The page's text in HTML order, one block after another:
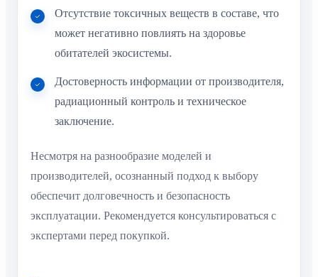
Отсутствие токсичных веществ в составе, что
может негативно повлиять на здоровье
обитателей экосистемы.
Достоверность информации от производителя,
радиационный контроль и техническое
заключение.
Несмотря на разнообразие моделей и
производителей, осознанный подход к выбору
обеспечит долговечность и безопасность
эксплуатации. Рекомендуется консультироваться с
экспертами перед покупкой.